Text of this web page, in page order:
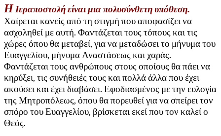
Η Ιεραποστολή είναι μια πολυσύνθετη υπόθεση.
Χαίρεται κανείς από τη στιγμή που αποφασίζει να
ασχοληθεί με αυτή. Φαντάζεται τους τόπους και τις
χώρες όπου θα μεταβεί, για να μεταδώσει το μήνυμα του
Ευαγγελίου, μήνυμα Αναστάσεως και χαράς.
Φαντάζεται τους ανθρώπους στους οποίους θα πάει να
κηρύξει, τις συνήθειές τους και πολλά άλλα που έχει
ακούσει και έχει διαβάσει. Εφοδιασμένος με την ευλογία
της Μητροπόλεως, όπου θα πορευθεί για να σπείρει τον
σπόρο του Ευαγγελίου, βρίσκεται εκεί που τον καλεί ο
Θεός.